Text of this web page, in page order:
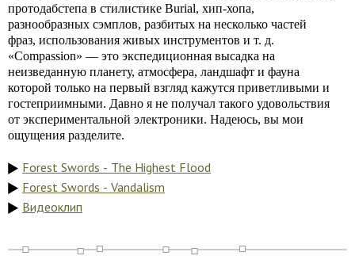
протодабстепа в стилистике Burial, хип-хопа,
разнообразных сэмплов, разбитых на несколько частей
фраз, использования живых инструментов и т. д.
«Compassion» — это экспедиционная высадка на
неизведанную планету, атмосфера, ландшафт и фауна
которой только на первый взгляд кажутся приветливыми и
гостеприимными. Давно я не получал такого удовольствия
от экспериментальной электроники. Надеюсь, вы мои
ощущения разделите.
Forest Swords - The Highest Flood
Forest Swords - Vandalism
Видеоклип